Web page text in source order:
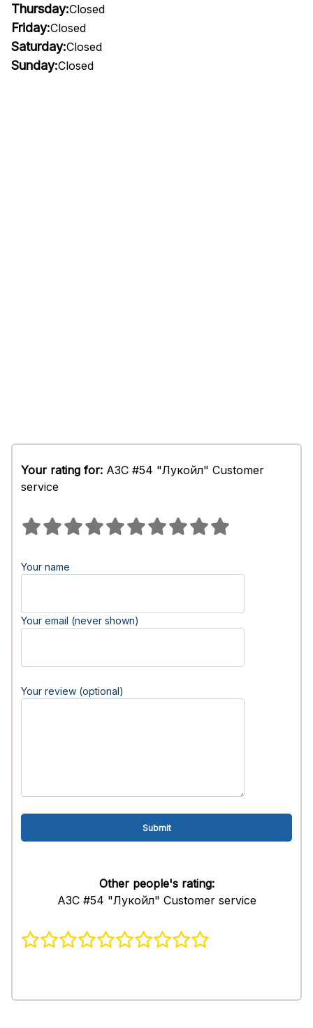
Thursday:Closed
Friday:Closed
Saturday:Closed
Sunday:Closed
Your rating for: АЗС #54 "Лукойл" Customer
service
Your name
Your email (never shown)
Your review (optional)
Other people's rating:
АЗС #54 "Лукойл" Customer service